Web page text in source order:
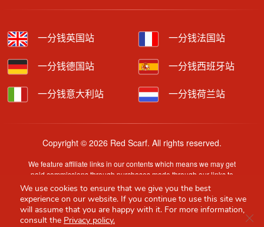
一分钱英国站 一分钱法国站
一分钱德国站 一分钱西班牙站
一分钱意大利站 一分钱荷兰站
Copyright © 2026 Red Scarf. All rights reserved.
We feature affiliate links in our contents which means we may get
paid commissions through purchases made through our links to
retailer sites.
Content is provided by users, brands or merchants. Some
information may have been generated by AI and is provided for
guidance only. Accuracy and availability may change without prior
We use cookies to ensure that we give you the best
experience on our website. If you continue to use this site we
will assume that you are happy with it. For more information,
consult the Privacy policy.